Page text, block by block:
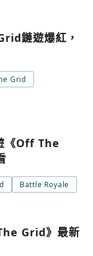
鏈遊爆紅，
Grid
《Off The
Battle Royale
Grid》最新